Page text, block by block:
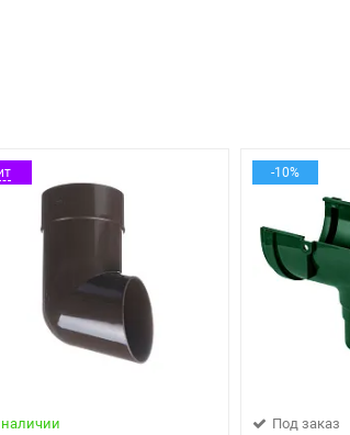
-10%
Под заказ